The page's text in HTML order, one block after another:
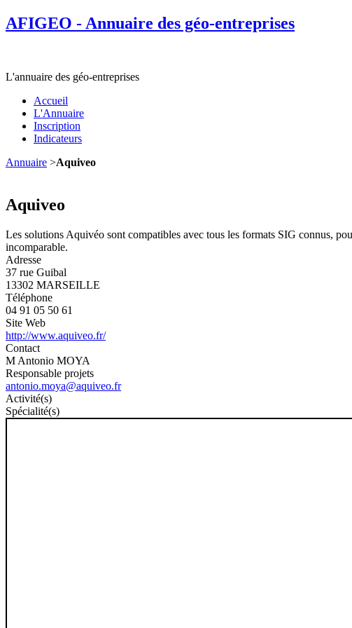
AFIGEO - Annuaire des géo-entreprises
L'annuaire des géo-entreprises
Accueil
L'Annuaire
Inscription
Indicateurs
Annuaire >Aquiveo
Aquiveo
Les solutions Aquivéo sont compatibles avec tous les formats SIG connus,
incomparable.
Adresse
37 rue Guibal
13302 MARSEILLE
Téléphone
04 91 05 50 61
Site Web
http://www.aquiveo.fr/
Contact
M Antonio MOYA
Responsable projets
antonio.moya@aquiveo.fr
Activité(s)
Spécialité(s)